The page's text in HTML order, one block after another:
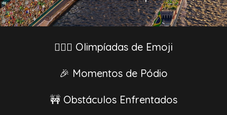
🏊🏽‍♀️ Olimpíadas de Emoji
🎉 Momentos de Pódio
🚧 Obstáculos Enfrentados